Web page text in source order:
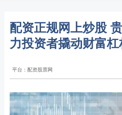
配资正规网上炒股
力投资者撬动财富
平台：配资股票网